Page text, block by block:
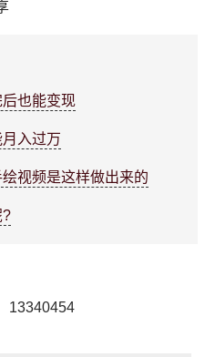
也能变现
入过万
视频是这样做出来的
?
13340454